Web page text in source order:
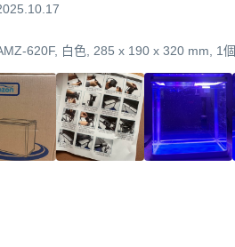
620F, 白色, 285 x 190 x 320 mm, 1個